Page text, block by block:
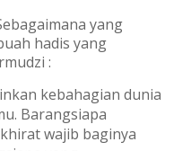
yang
hadis yang
:
kebahagian dunia
Barangsiapa
wajib baginya